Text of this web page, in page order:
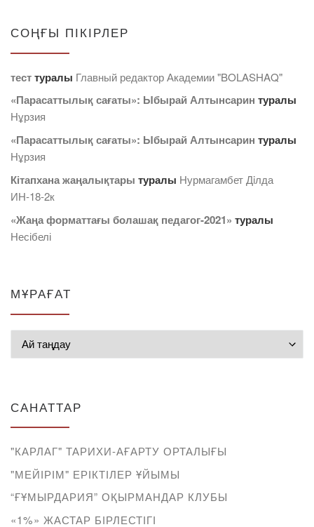
СОҢҒЫ ПІКІРЛЕР
тесттуралы Главный редактор Академии "BOLASHAQ"
«Парасаттылық сағаты»: Ыбырай Алтынсарин туралы
Нұрзия
«Парасаттылық сағаты»: Ыбырай Алтынсарин туралы
Нұрзия
Кітапхана жаңалықтары туралы Нурмагамбет Дiлда
ИН-18-2к
«Жаңа форматтағы болашақ педагог-2021» туралы
Несібелі
МҰРАҒАТ
САНАТТАР
"КАРЛАГ" ТАРИХИ-АҒАРТУ ОРТАЛЫҒЫ
"МЕЙІРІМ" ЕРІКТІЛЕР ҰЙЫМЫ
“ҒҰМЫРДАРИЯ” ОҚЫРМАНДАР КЛУБЫ
«1%» ЖАСТАР БІРЛЕСТІГІ